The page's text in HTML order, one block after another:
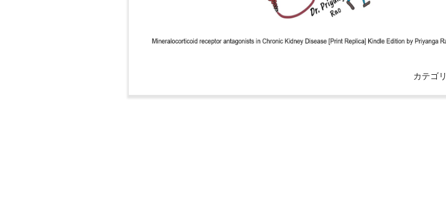
カテゴリ